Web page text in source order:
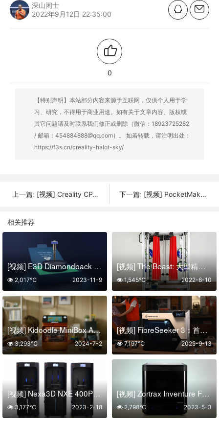
深山闲士
2022年9月12日 22:35:00
0
【特别声明】本站部分内容来源于互联网，仅供个人用于学
习、研究，不得用于商业用途。如有关于文章内容、版权或
其它问题请及时联系我们修正或删除（微信：18923725282
/ 邮箱：454884888@qq.com）。 如若转载，请注明出处：
https://f3s.cn/creality-halot-sky/
上一篇: [视频] Creality CP-01 三合一多功能智能模块化机 下一篇: [视频] PocketMaker 一款用零花钱都买得起的口袋3D打印机
相关推荐
[视频] E3D Diamondback Revo™ 带有多晶金刚石尖端的FDM喷嘴解决方案
2023-11-9
2,017℃
[视频] The Beast: 大型精密 4x 挤出机 3D打印机
2022-6-10
1,545℃
[视频] Kidoodle MiniBox A1儿童3D打印机 专为儿童设计
2024-7-2
3,293℃
[视频] FibreSeeker 3：首款消费级连续纤维3D打印机
2025-9-13
7,197℃
[视频] Nexa3D NXE 400Pro 超快工业级光固化3D打印机
2023-2-18
3,177℃
[视频] Zortrax Inventure FDM 3D打印机 适合您发明的紧凑型工具
2023-5-3
2,798℃